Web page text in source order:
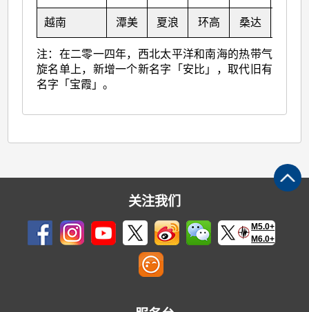
越南 潭美 夏浪 环高 桑达
注：在二零一四年，西北太平洋和南海的热带气
旋名单上，新增一个新名字「安比」，取代旧有
名字「宝霞」。
关注我们
M5.0+
M6.0+